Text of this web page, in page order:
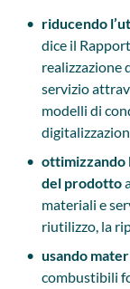
riducendo
dice il
realizzazione
servizio
modelli di
ottimizzando
del prodotto
materiali e
riutilizzo, la
usando
combustibili